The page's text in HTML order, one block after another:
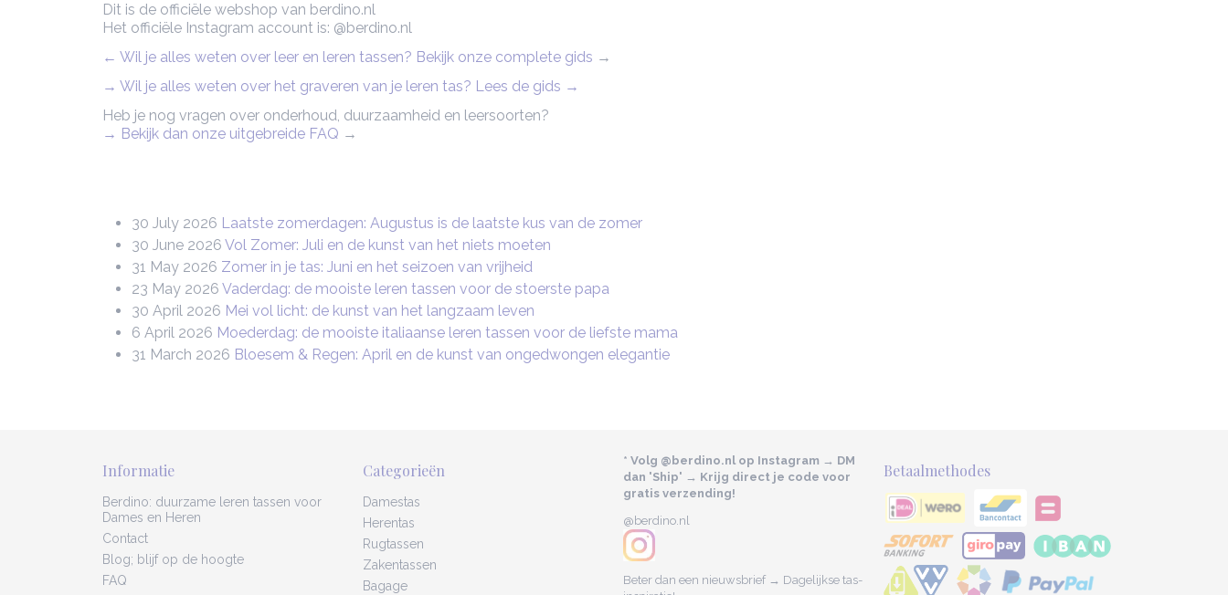
Dit is de officiële webshop van berdino.nl
Het officiële Instagram account is: @berdino.nl
← Wil je alles weten over leer en leren tassen? Bekijk onze complete gids →
→ Wil je alles weten over het graveren van je leren tas? Lees de gids →
Heb je nog vragen over onderhoud, duurzaamheid en leersoorten?
→ Bekijk dan onze uitgebreide FAQ →
30 July 2026 Laatste zomerdagen: Augustus is de laatste kus van de zomer
30 June 2026 Vol Zomer: Juli en de kunst van het niets moeten
31 May 2026 Zomer in je tas: Juni en het seizoen van vrijheid
23 May 2026 Vaderdag: de mooiste leren tassen voor de stoerste papa
30 April 2026 Mei vol licht: de kunst van het langzaam leven
6 April 2026 Moederdag: de mooiste italiaanse leren tassen voor de liefste mama
31 March 2026 Bloesem & Regen: April en de kunst van ongedwongen elegantie
Informatie
Berdino: duurzame leren tassen voor
Dames en Heren
Contact
Blog; blijf op de hoogte
FAQ
Categorieën
Damestas
Herentas
Rugtassen
Zakentassen
Bagage
* Volg @berdino.nl op Instagram → DM
dan 'Ship' → Krijg direct je code voor
gratis verzending!
@berdino.nl
Beter dan een nieuwsbrief → Dagelijkse tas-
Betaalmethodes